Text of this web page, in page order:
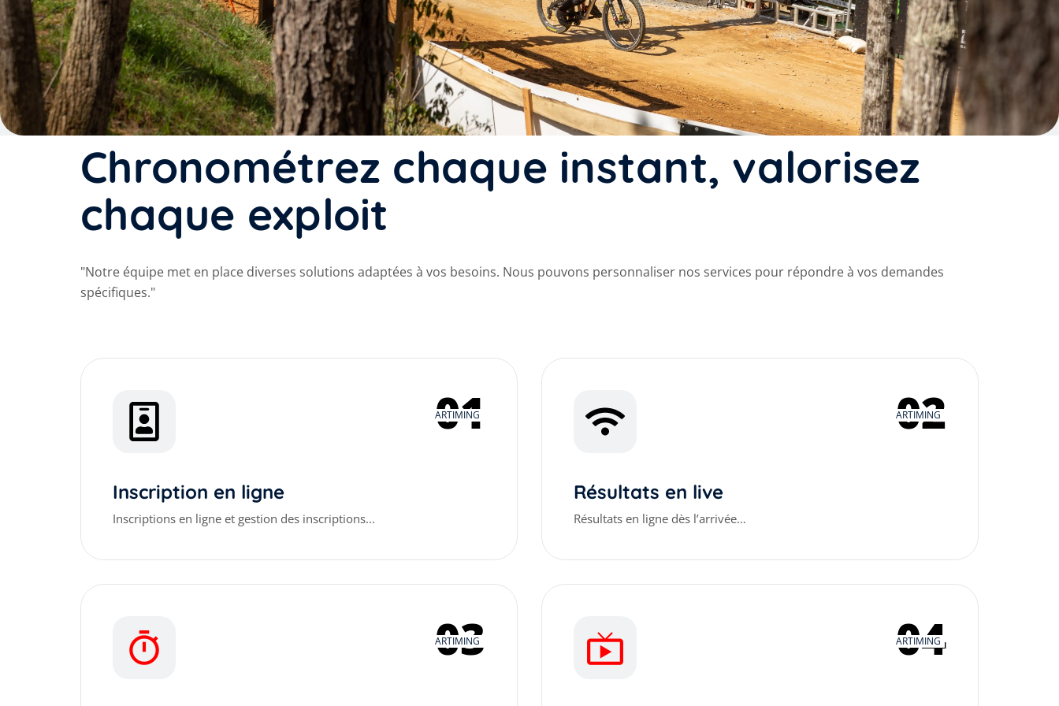
Chronométrez chaque instant, valorisez
chaque exploit
"Notre équipe met en place diverses solutions adaptées à vos besoins. Nous pouvons personnaliser nos services pour répondre à vos demandes
spécifiques."
01
ARTIMING
Inscription en ligne
Inscriptions en ligne et gestion des inscriptions...
02
ARTIMING
Résultats en live
Résultats en ligne dès l’arrivée…
03
ARTIMING 04
ARTIMING